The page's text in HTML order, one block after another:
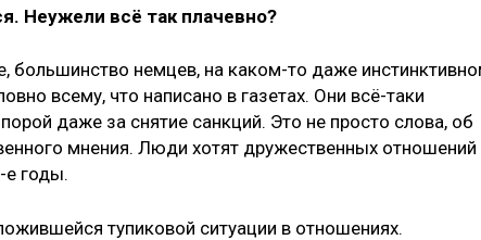
Неужели всё так плачевно?
большинство немцев, на каком-то даже
всему, что написано в газетах. Они всё-таки
даже за снятие санкций. Это не просто слова, об
мнения. Люди хотят дружественных отношений
е годы.
тупиковой ситуации в отношениях.